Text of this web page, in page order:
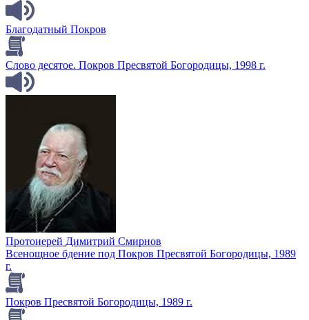
Благодатный Покров
Слово десятое. Покров Пресвятой Богородицы, 1998 г.
Протоиерей Димитрий Смирнов
Всенощное бдение под Покров Пресвятой Богородицы, 1989
г.
Покров Пресвятой Богородицы, 1989 г.